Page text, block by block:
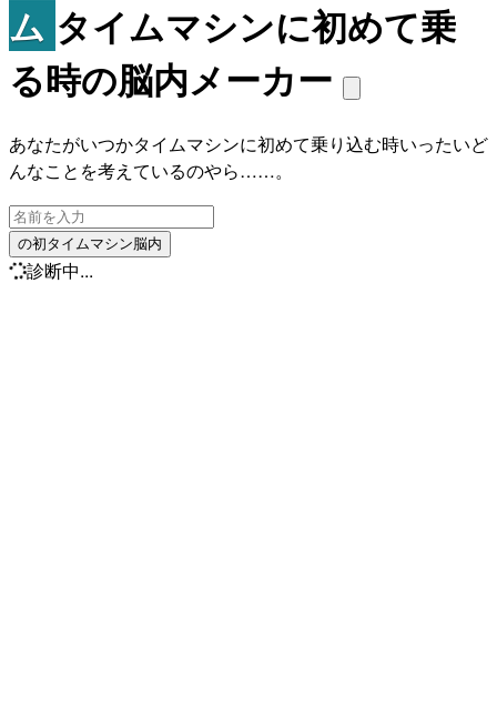
ム タイムマシンに初めて乗
る時の脳内メーカー
あなたがいつかタイムマシンに初めて乗り込む時いったいど
んなことを考えているのやら……。
の初タイムマシン脳内
診断中...